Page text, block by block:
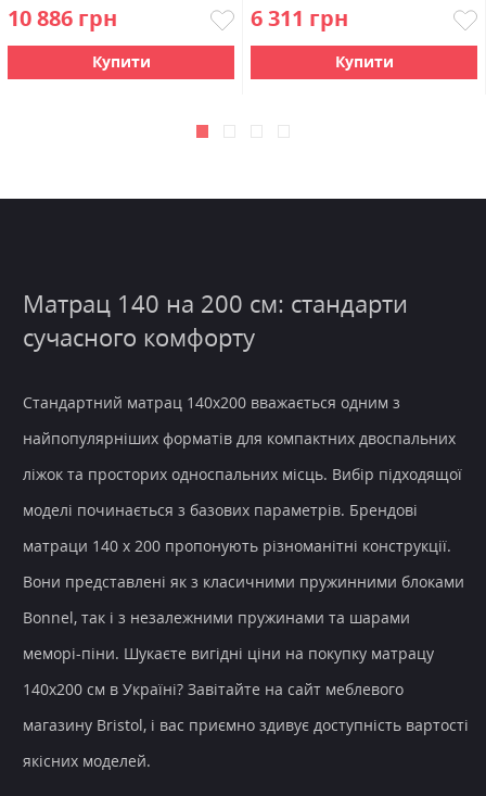
10 886 грн
Купити
6 311 грн
Купити
Матрац 140 на 200 см: стандарти
сучасного комфорту
Стандартний матрац 140х200 вважається одним з
найпопулярніших форматів для компактних двоспальних
ліжок та просторих односпальних місць. Вибір підходящої
моделі починається з базових параметрів. Брендові
матраци 140 x 200 пропонують різноманітні конструкції.
Вони представлені як з класичними пружинними блоками
Bonnel, так і з незалежними пружинами та шарами
меморі-піни. Шукаєте вигідні ціни на покупку матрацу
140х200 см в Україні? Завітайте на сайт меблевого
магазину Bristol, і вас приємно здивує доступність вартості
якісних моделей.